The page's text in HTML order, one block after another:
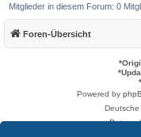
Mitglieder in diesem Forum: 0
Foren-Übersicht
*
*
*
Powered by